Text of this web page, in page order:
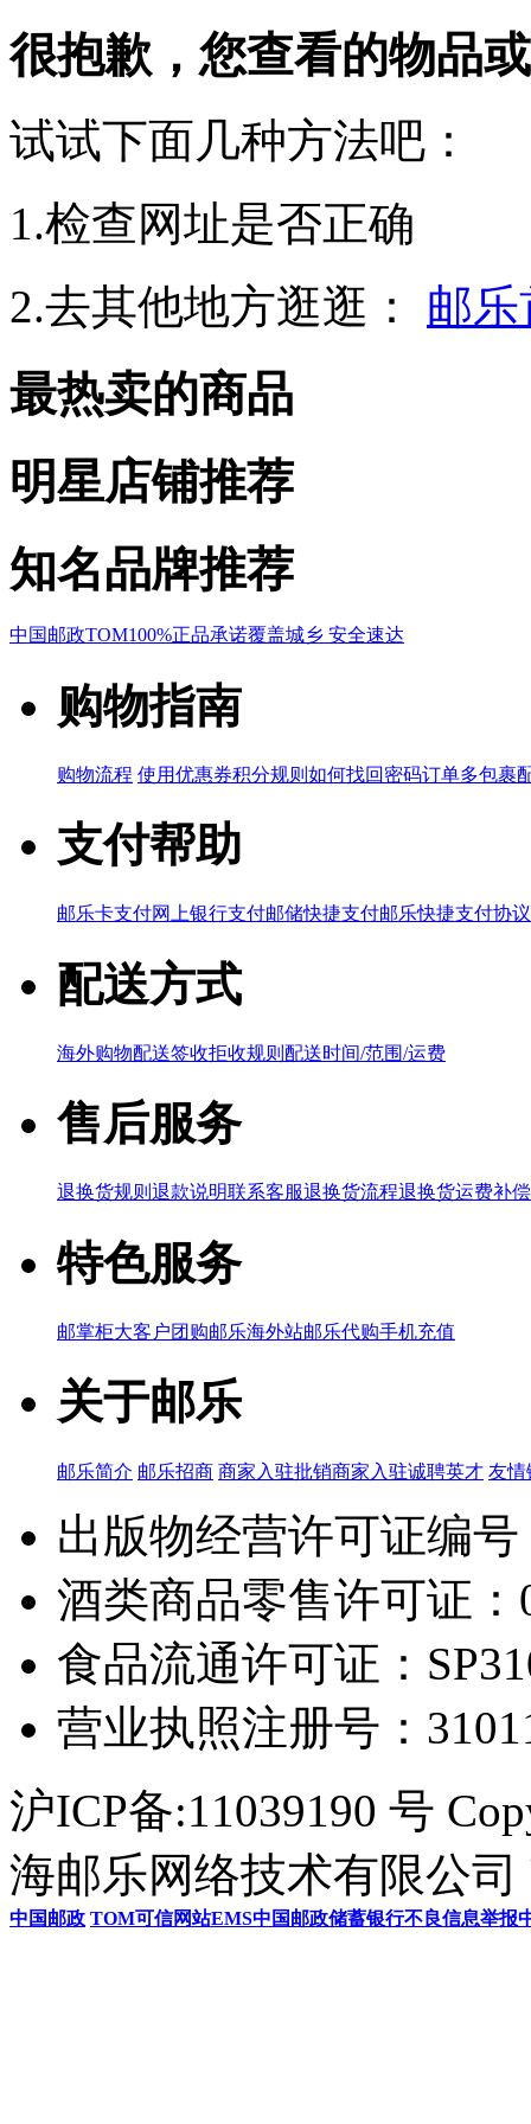
很抱歉，您查看的物品
试试下面几种方法吧：
1.检查网址是否正确
2.去其他地方逛逛：
邮
最热卖的商品
明星店铺推荐
知名品牌推荐
中国邮政TOM100%正品承诺覆盖城乡 安全速达
购物指南
购物流程 使用优惠券积分规则 如何找回密码订单多包裹
支付帮助
邮乐卡支付网上银行支付邮储快捷支付邮乐快捷支付协议
配送方式
海外购物配送签收拒收规则 配送时间/范围/运费
售后服务
退换货规则 退款说明联系客服退换货流程退换货运费补
特色服务
邮掌柜大客户团购邮乐海外站邮乐代购手机充值
关于邮乐
邮乐简介 邮乐招商 商家入驻批销商家入驻诚聘英才 友情
出版物经营许可证编
酒类商品零售许可证：
食品流通许可证：
营业执照注册号：
沪ICP备:11039190 号
海邮乐网络技术有限公司
中国邮政 TOM可信网站EMS中国邮政储蓄银行不良信息举报